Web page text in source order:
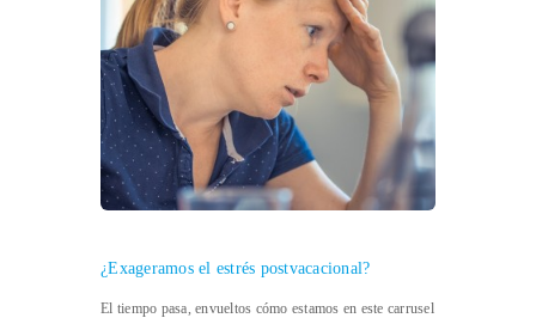
¿Exageramos el estrés postvacacional?
El tiempo pasa, envueltos cómo estamos en este carrusel